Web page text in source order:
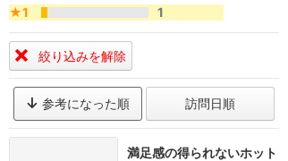
★1
1
絞り込みを解除
参考になった順 訪問日順
満足感の得られないホット